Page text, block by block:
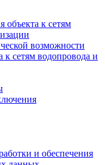
объекта к сетям
возможности
к сетям водопровода и
и обеспечения